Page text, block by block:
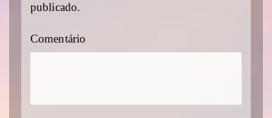
publicado.
Comentário